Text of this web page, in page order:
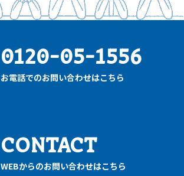
0120-05-1556
お電話でのお問い合わせはこちら
CONTACT
WEBからのお問い合わせはこちら